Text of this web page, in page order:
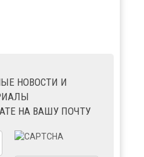
НОВОСТИ И
НА ВАШУ ПОЧТУ